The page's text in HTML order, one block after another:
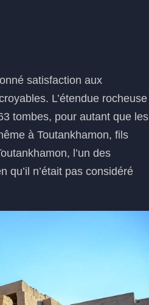
satisfaction aux
L’étendue rocheuse
tombes, pour autant que les
à Toutankhamon, fils
l’un des
qu’il n’était pas considéré